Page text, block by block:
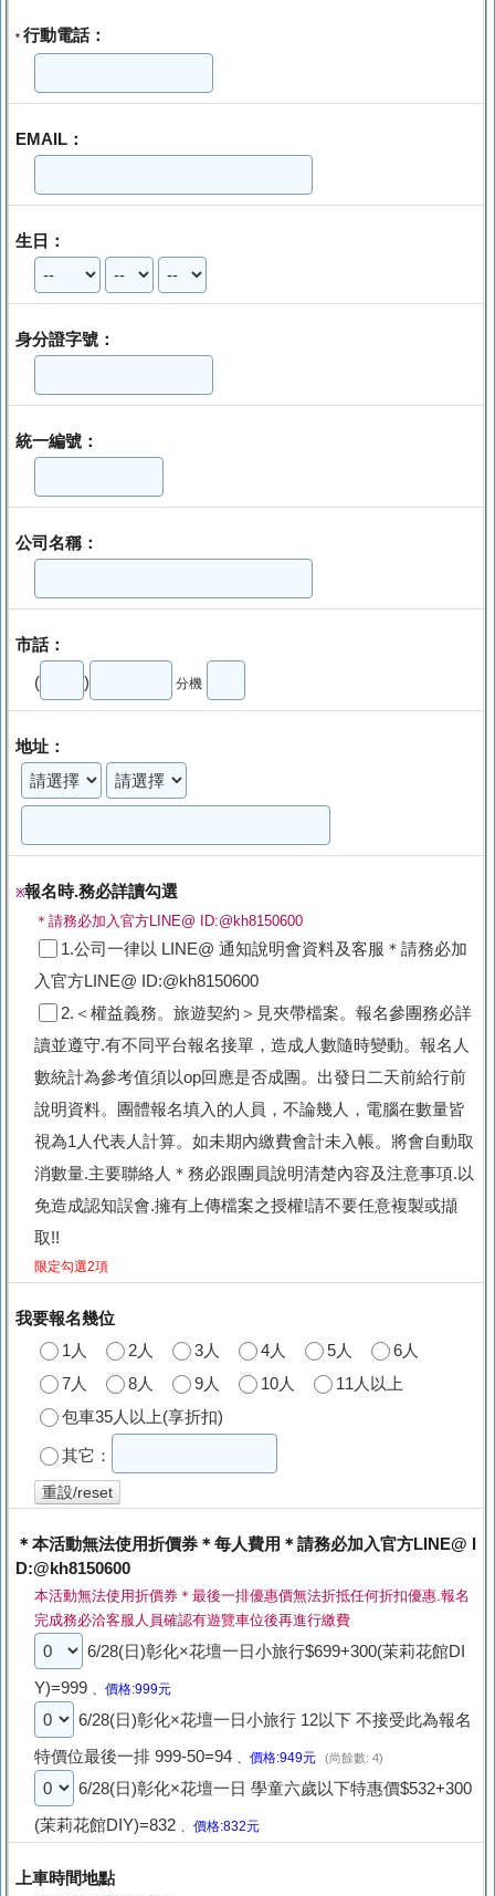
* 行動電話：
EMAIL：
生日：
身分證字號：
統一編號：
公司名稱：
市話：
( ) 分機
地址：
※報名時.務必詳讀勾選
＊請務必加入官方LINE@ ID:@kh8150600
1.公司一律以 LINE@ 通知說明會資料及客服＊請務必加
入官方LINE@ ID:@kh8150600
2.＜權益義務。旅遊契約＞見夾帶檔案。報名參團務必詳
讀並遵守.有不同平台報名接單，造成人數隨時變動。報名人
數統計為參考值須以op回應是否成團。出發日二天前給行前
說明資料。團體報名填入的人員，不論幾人，電腦在數量皆
視為1人代表人計算。如未期內繳費會計未入帳。將會自動取
消數量.主要聯絡人＊務必跟團員說明清楚內容及注意事項.以
免造成認知誤會.擁有上傳檔案之授權!請不要任意複製或擷
取!!
限定勾選2項
我要報名幾位
1人
2人 3人 4人 5人
6人
7人
8人 9人 10人
11人以上
包車35人以上(享折扣)
其它：
重設/reset
＊本活動無法使用折價券＊每人費用＊請務必加入官方LINE@ I
D:@kh8150600
本活動無法使用折價券＊最後一排優惠價無法折抵任何折扣優惠.報名
完成務必洽客服人員確認有遊覽車位後再進行繳費
6/28(日)彰化×花壇一日小旅行$699+300(茉莉花館DI
Y)=999 、價格:999元
6/28(日)彰化×花壇一日小旅行 12以下 不接受此為報名
特價位最後一排 999-50=94 、價格:949元 (尚餘數: 4)
6/28(日)彰化×花壇一日 學童六歲以下特惠價$532+300
(茉莉花館DIY)=832 、價格:832元
上車時間地點